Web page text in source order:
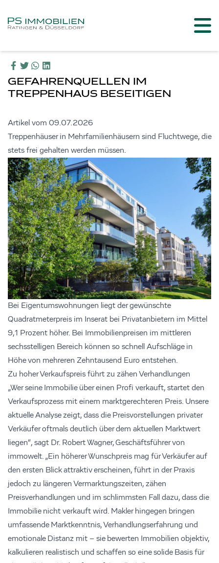
GEFAHRENQUELLEN IM
TREPPENHAUS BESEITIGEN
Artikel vom 09.07.2026
Treppenhäuser in Mehrfamilienhäusern sind Fluchtwege, die
stets frei gehalten werden müssen.
Bei Eigentumswohnungen liegt der gewünschte
Quadratmeterpreis im Inserat bei Privatanbietern im Mittel
9,1 Prozent höher. Bei Immobilienpreisen im mittleren
sechsstelligen Bereich können so schnell Aufschläge in
Höhe von mehreren Zehntausend Euro entstehen.
Zu hoher Verkaufspreis führt zu zähen Verhandlungen
„Wer seine Immobilie über einen Profi verkauft, startet den
Verkaufsprozess mit einem marktgerechteren Preis. Unsere
aktuelle Analyse zeigt, dass die Preisvorstellungen privater
Verkäufer oftmals deutlich über dem aktuellen Marktwert
liegen“, sagt Dr. Robert Wagner, Geschäftsführer von
immowelt. „Ein höherer Wunschpreis mag für Verkäufer auf
den ersten Blick attraktiv erscheinen, führt in der Praxis
jedoch zu längeren Vermarktungszeiten, zähen
Preisverhandlungen und im schlimmsten Fall dazu, dass die
Immobilie nicht verkauft wird. Makler hingegen bringen
umfassende Marktkenntnis, Verhandlungserfahrung und
emotionale Distanz mit – sie bewerten Immobilien objektiv,
kalkulieren realistisch und schaffen so eine solide Basis für